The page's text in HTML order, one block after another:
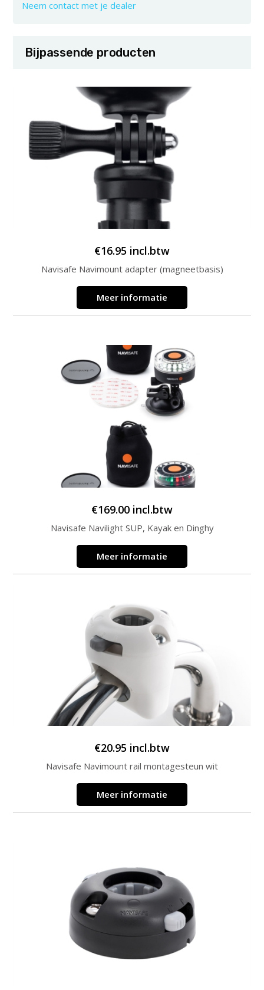
Neem contact met je dealer
Bijpassende producten
€16.95 incl.btw
Navisafe Navimount adapter (magneetbasis)
Meer informatie
€169.00 incl.btw
Navisafe Navilight SUP, Kayak en Dinghy
Meer informatie
€20.95 incl.btw
Navisafe Navimount rail montagesteun wit
Meer informatie